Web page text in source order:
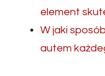
element
W jaki
autem